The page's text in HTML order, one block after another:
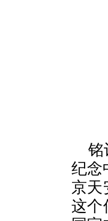
铭
纪念
京天
这个